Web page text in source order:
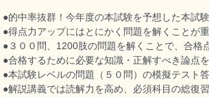
●的中率抜群！今年度の本試験を予想した本試
●得点力アップにはとにかく問題を解くことが重
●３００問、1200肢の問題を解くことで、合格
●合格するために必要な知識・正解すべき論点
●本試験レベルの問題（５０問）の模擬テスト答
●解説講義では読解力を高め、必須科目の総復習